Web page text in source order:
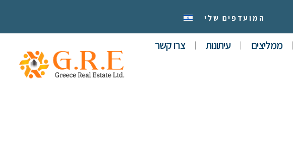
המועדפים שלי
ממליצים עיתונות צרו קשר